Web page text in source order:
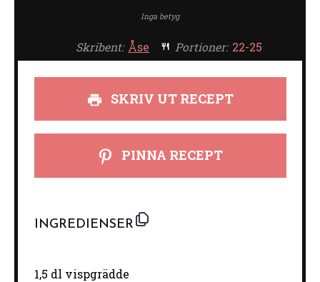
stjärnor
stjärnor
stjärna
Inga betyg
Skribent: Åse Portioner: 22-25
SKRIV UT RECEPT
PINNA RECEPT
INGREDIENSER
1,5 dl vispgrädde